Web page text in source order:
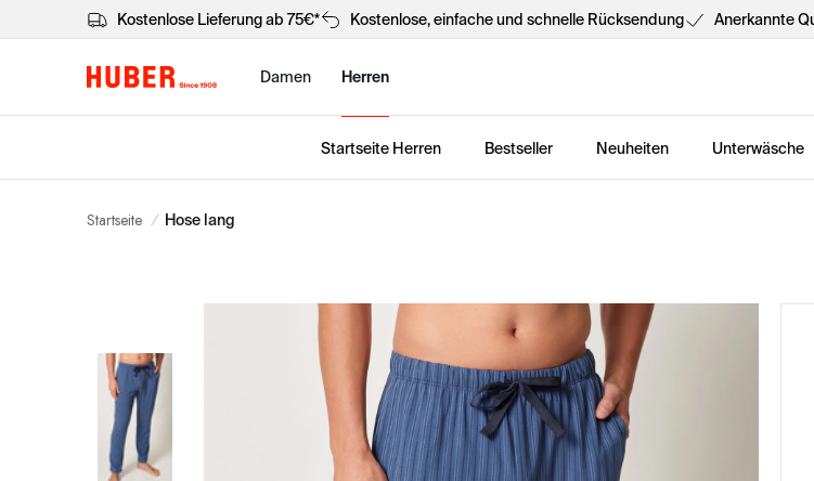
Kostenlose Lieferung ab 75€* Kostenlose, einfache und schnelle Rücksendung Anerkannte
Damen Herren
Startseite Herren Bestseller Neuheiten Unterwäsche
Startseite / Hose lang